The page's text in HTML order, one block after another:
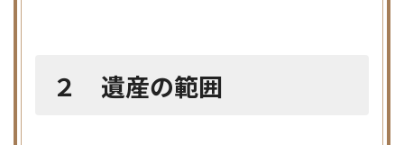
２ 遺産の範囲